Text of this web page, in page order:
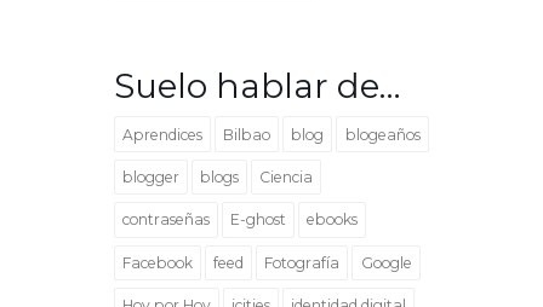
Suelo hablar de…
Aprendices Bilbao blog blogeaños
blogger blogs Ciencia
contraseñas E-ghost ebooks
Facebook feed Fotografía Google